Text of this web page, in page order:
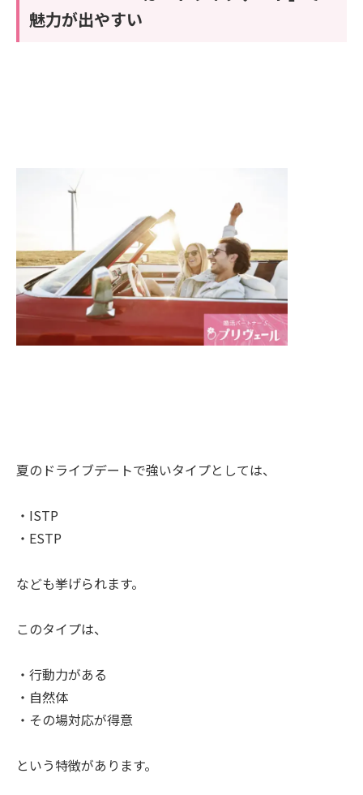
魅力が出やすい
夏のドライブデートで強いタイプとしては、
・ISTP
・ESTP
なども挙げられます。
このタイプは、
・行動力がある
・自然体
・その場対応が得意
という特徴があります。